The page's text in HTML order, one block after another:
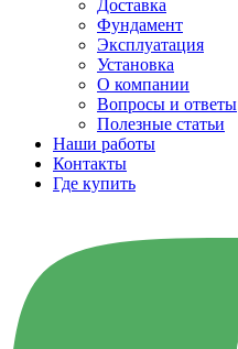
Доставка
Фундамент
Эксплуатация
Установка
О компании
Вопросы и ответы
Полезные статьи
Наши работы
Контакты
Где купить